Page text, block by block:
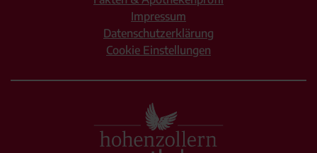
Impressum
Datenschutzerklärung
Cookie Einstellungen